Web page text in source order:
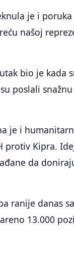
je i
našoj
bio je kada
poslali
je i
protiv Kipra.
da
ranije danas
13.000